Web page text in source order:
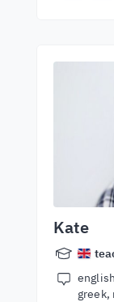
Kate
english
greek,